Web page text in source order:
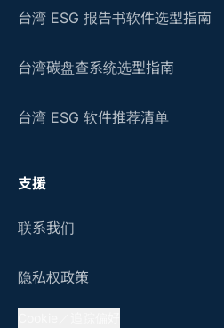
台湾 ESG 报告书软件选型指南
台湾碳盘查系统选型指南
台湾 ESG 软件推荐清单
支援
联系我们
隐私权政策